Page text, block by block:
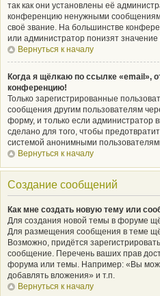
так как они установлены её
конференцию ненужными
своё звание. На большинстве
или администратор понизят
Вернуться к началу
Когда я щёлкаю по ссылке «email»,
конференцию!
Только зарегистрированные
сообщения другим пользователям
форму, и только если администратор
сделано для того, чтобы
системой анонимными
Вернуться к началу
Создание сообщений
Как мне создать новую тему или
Для создания новой темы в форуме
Для размещения сообщения в теме
Возможно, придётся
сообщение. Перечень ваших прав
форума или темы. Например: «Вы
добавлять вложения» и т.п.
Вернуться к началу